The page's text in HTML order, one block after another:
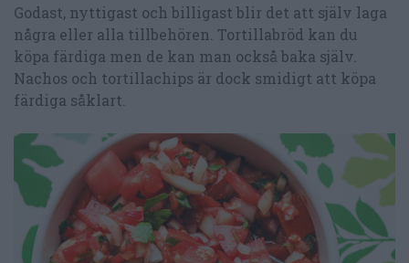
Godast, nyttigast och billigast blir det att själv laga
några eller alla tillbehören. Tortillabröd kan du
köpa färdiga men de kan man också baka själv.
Nachos och tortillachips är dock smidigt att köpa
färdiga såklart.